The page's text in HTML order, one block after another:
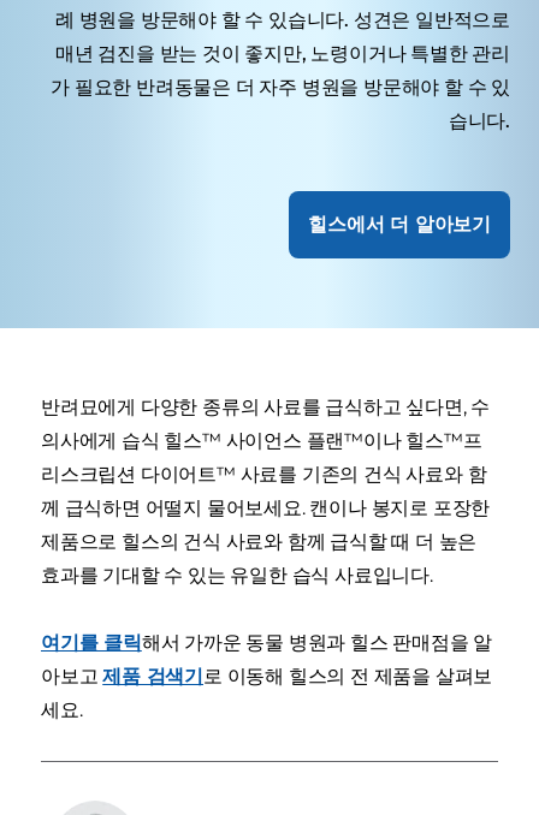
례 병원을 방문해야 할 수 있습니다. 성견은 일반적으로
매년 검진을 받는 것이 좋지만, 노령이거나 특별한 관리
가 필요한 반려동물은 더 자주 병원을 방문해야 할 수 있
습니다.
힐스에서 더 알아보기
반려묘에게 다양한 종류의 사료를 급식하고 싶다면, 수
의사에게 습식 힐스™ 사이언스 플랜™이나 힐스™프
리스크립션 다이어트™ 사료를 기존의 건식 사료와 함
께 급식하면 어떨지 물어보세요. 캔이나 봉지로 포장한
제품으로 힐스의 건식 사료와 함께 급식할 때 더 높은
효과를 기대할 수 있는 유일한 습식 사료입니다.
여기를 클릭해서 가까운 동물 병원과 힐스 판매점을 알
아보고제품 검색기로 이동해 힐스의 전 제품을 살펴보
세요.